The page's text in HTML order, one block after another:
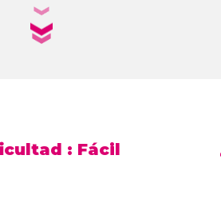
: Fácil